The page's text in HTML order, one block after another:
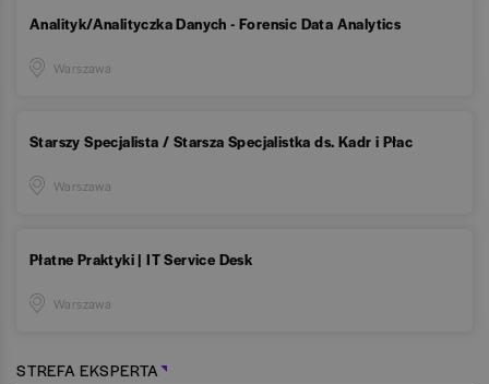
Analityk/Analityczka Danych - Forensic Data Analytics
Warszawa
Starszy Specjalista / Starsza Specjalistka ds. Kadr i Płac
Warszawa
Płatne Praktyki | IT Service Desk
Warszawa
STREFA EKSPERTA